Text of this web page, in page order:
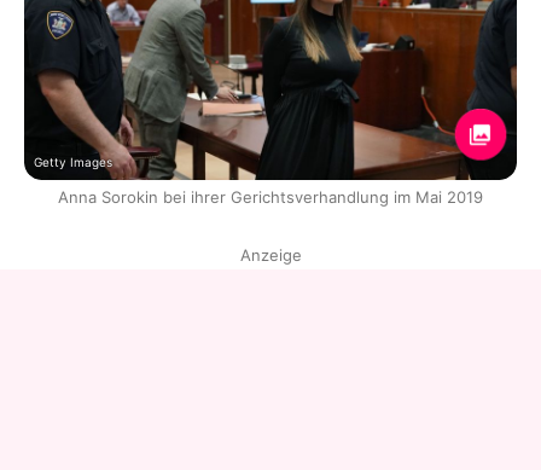
Getty Images
Anna Sorokin bei ihrer Gerichtsverhandlung im Mai 2019
Anzeige